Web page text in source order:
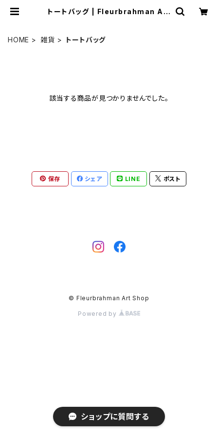
トートバッグ | Fleurbrahman Art
HOME 雑貨 トートバッグ
該当する商品が見つかりませんでした。
保存 シェア LINE ポスト
© Fleurbrahman Art Shop
Powered by
ショップに質問する